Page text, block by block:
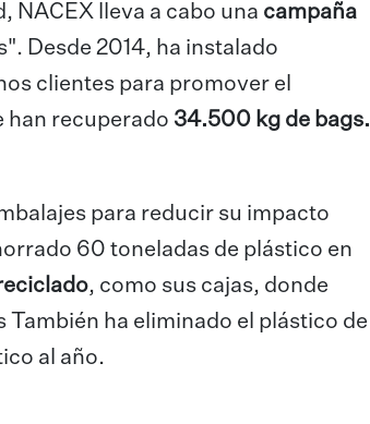
NACEX lleva a cabo una campaña
Desde 2014, ha instalado
clientes para promover el
han recuperado 34.500 kg de bags.
para reducir su impacto
60 toneladas de plástico en
, como sus cajas, donde
También ha eliminado el plástico de
al año.